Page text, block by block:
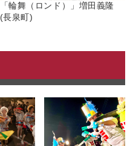
「輪舞（ロンド）」増田義隆
(長泉町)